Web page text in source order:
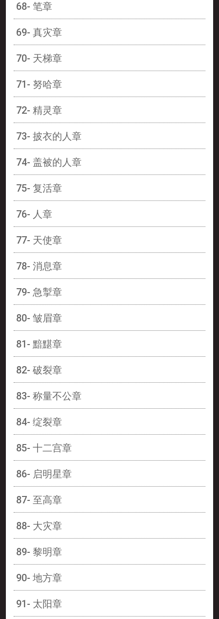
68- 笔章
69- 真灾章
70- 天梯章
71- 努哈章
72- 精灵章
73- 披衣的人章
74- 盖被的人章
75- 复活章
76- 人章
77- 天使章
78- 消息章
79- 急掣章
80- 皱眉章
81- 黯黮章
82- 破裂章
83- 称量不公章
84- 绽裂章
85- 十二宫章
86- 启明星章
87- 至高章
88- 大灾章
89- 黎明章
90- 地方章
91- 太阳章